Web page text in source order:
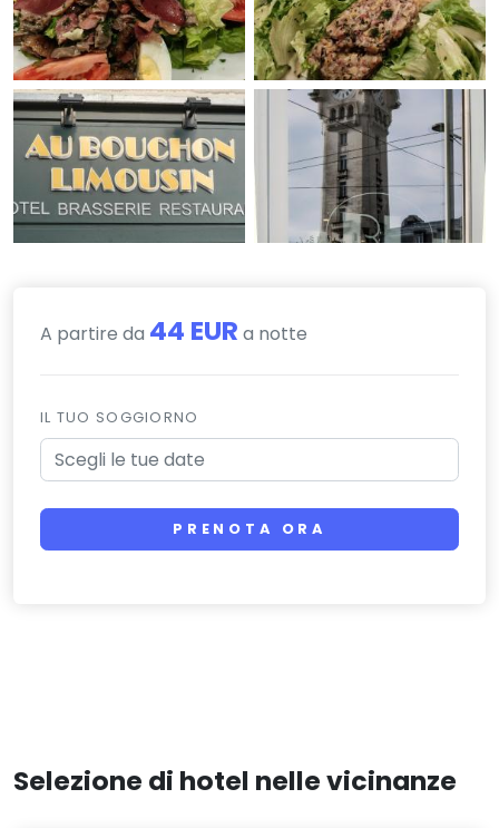
A partire da 44 EUR a notte
IL TUO SOGGIORNO
PRENOTA ORA
Selezione di hotel nelle vicinanze